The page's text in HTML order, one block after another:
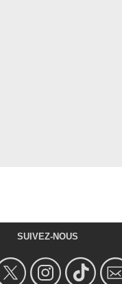
SUIVEZ-NOUS